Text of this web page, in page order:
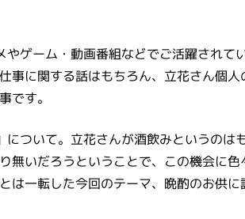
ゲーム・動画番組などでご活躍されて
事に関する話はもちろん、立花さん個
です。
ついて。立花さんが酒飲みというのは
無いだろうということで、この機会に
は一転した今回のテーマ、晩酌のお供に